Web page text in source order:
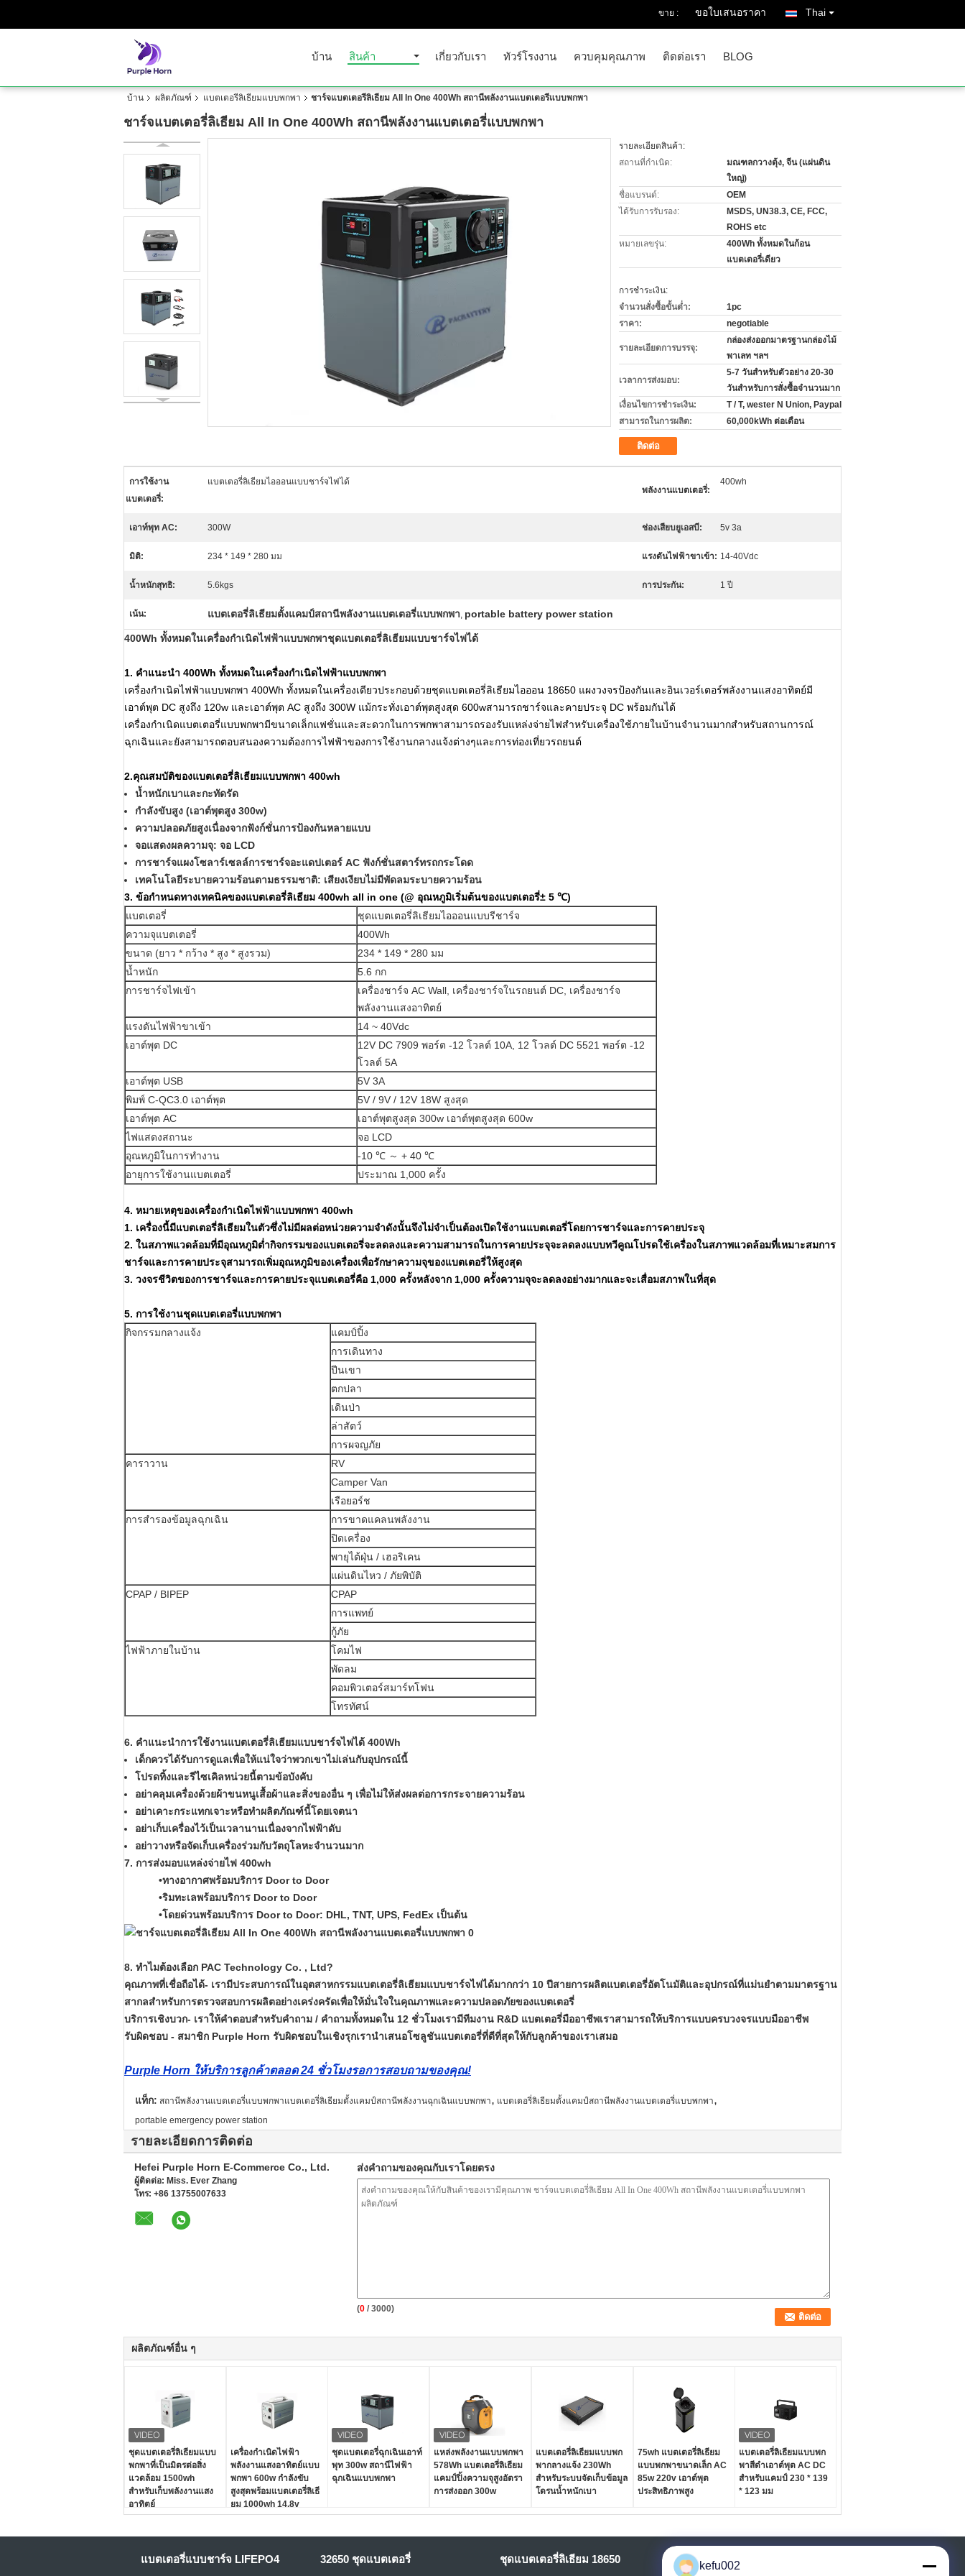
ขาย : ขอใบเสนอราคา Thai
บ้าน สินค้า เกี่ยวกับเรา ทัวร์โรงงาน ควบคุมคุณภาพ ติดต่อเรา BLOG
บ้าน ผลิตภัณฑ์ แบตเตอรี่ลิเธียมแบบพกพา ชาร์จแบตเตอรี่ลิเธียม All In One 400Wh สถานีพลังงานแบตเตอรี่แบบพกพา
ชาร์จแบตเตอรี่ลิเธียม All In One 400Wh สถานีพลังงานแบตเตอรี่แบบพกพา
รายละเอียดสินค้า:
สถานที่กำเนิด:
มณฑลกวางตุ้ง, จีน (แผ่นดิน
ใหญ่)
ชื่อแบรนด์:
OEM
ได้รับการรับรอง:
MSDS, UN38.3, CE, FCC,
ROHS etc
หมายเลขรุ่น:
400Wh ทั้งหมดในก้อน
แบตเตอรี่เดียว
การชำระเงิน:
จำนวนสั่งซื้อขั้นต่ำ:
1pc
ราคา:
negotiable
รายละเอียดการบรรจุ:
กล่องส่งออกมาตรฐานกล่องไม้
พาเลท ฯลฯ
เวลาการส่งมอบ:
5-7 วันสำหรับตัวอย่าง 20-30
วันสำหรับการสั่งซื้อจำนวนมาก
เงื่อนไขการชำระเงิน:
T / T, wester N Union, Paypal
สามารถในการผลิต:
60,000kWh ต่อเดือน
ติดต่อ
การใช้งาน
แบตเตอรี่:
แบตเตอรี่ลิเธียมไอออนแบบชาร์จไฟได้
พลังงานแบตเตอรี่:
400wh
เอาท์พุท AC: 300W ช่องเสียบยูเอสบี: 5v 3a
มิติ: 234 * 149 * 280 มม แรงดันไฟฟ้าขาเข้า: 14-40Vdc
น้ำหนักสุทธิ: 5.6kgs การประกัน: 1 ปี
เน้น: แบตเตอรี่ลิเธียมตั้งแคมป์สถานีพลังงานแบตเตอรี่แบบพกพา, portable battery power station
400Wh ทั้งหมดในเครื่องกำเนิดไฟฟ้าแบบพกพาชุดแบตเตอรี่ลิเธียมแบบชาร์จไฟได้
1. คำแนะนำ 400Wh ทั้งหมดในเครื่องกำเนิดไฟฟ้าแบบพกพา
เครื่องกำเนิดไฟฟ้าแบบพกพา 400Wh ทั้งหมดในเครื่องเดียวประกอบด้วยชุดแบตเตอรี่ลิเธียมไอออน 18650 แผงวงจรป้องกันและอินเวอร์เตอร์พลังงานแสงอาทิตย์มี
เอาต์พุต DC สูงถึง 120w และเอาต์พุต AC สูงถึง 300W แม้กระทั่งเอาต์พุตสูงสุด 600wสามารถชาร์จและคายประจุ DC พร้อมกันได้
เครื่องกำเนิดแบตเตอรี่แบบพกพามีขนาดเล็กแฟชั่นและสะดวกในการพกพาสามารถรองรับแหล่งจ่ายไฟสำหรับเครื่องใช้ภายในบ้านจำนวนมากสำหรับสถานการณ์
ฉุกเฉินและยังสามารถตอบสนองความต้องการไฟฟ้าของการใช้งานกลางแจ้งต่างๆและการท่องเที่ยวรถยนต์
2.คุณสมบัติของแบตเตอรี่ลิเธียมแบบพกพา 400wh
น้ำหนักเบาและกะทัดรัด
กำลังขับสูง (เอาต์พุตสูง 300w)
ความปลอดภัยสูงเนื่องจากฟังก์ชั่นการป้องกันหลายแบบ
จอแสดงผลความจุ: จอ LCD
การชาร์จแผงโซลาร์เซลล์การชาร์จอะแดปเตอร์ AC ฟังก์ชั่นสตาร์ทรถกระโดด
เทคโนโลยีระบายความร้อนตามธรรมชาติ: เสียงเงียบไม่มีพัดลมระบายความร้อน
3. ข้อกำหนดทางเทคนิคของแบตเตอรี่ลิเธียม 400wh all in one (@ อุณหภูมิเริ่มต้นของแบตเตอรี่± 5 ℃)
แบตเตอรี่
ชุดแบตเตอรี่ลิเธียมไอออนแบบรีชาร์จ
ความจุแบตเตอรี่
400Wh
ขนาด (ยาว * กว้าง * สูง * สูงรวม)
234 * 149 * 280 มม
น้ำหนัก
5.6 กก
การชาร์จไฟเข้า
เครื่องชาร์จ AC Wall, เครื่องชาร์จในรถยนต์ DC, เครื่องชาร์จ
พลังงานแสงอาทิตย์
แรงดันไฟฟ้าขาเข้า
14 ~ 40Vdc
เอาต์พุต DC
12V DC 7909 พอร์ต -12 โวลต์ 10A, 12 โวลต์ DC 5521 พอร์ต -12
โวลต์ 5A
เอาต์พุต USB
5V 3A
พิมพ์ C-QC3.0 เอาต์พุต
5V / 9V / 12V 18W สูงสุด
เอาต์พุต AC
เอาต์พุตสูงสุด 300w เอาต์พุตสูงสุด 600w
ไฟแสดงสถานะ
จอ LCD
อุณหภูมิในการทำงาน
-10 ℃ ～ + 40 ℃
อายุการใช้งานแบตเตอรี่
ประมาณ 1,000 ครั้ง
4. หมายเหตุของเครื่องกำเนิดไฟฟ้าแบบพกพา 400wh
1. เครื่องนี้มีแบตเตอรี่ลิเธียมในตัวซึ่งไม่มีผลต่อหน่วยความจำดังนั้นจึงไม่จำเป็นต้องเปิดใช้งานแบตเตอรี่โดยการชาร์จและการคายประจุ
2. ในสภาพแวดล้อมที่มีอุณหภูมิต่ำกิจกรรมของแบตเตอรี่จะลดลงและความสามารถในการคายประจุจะลดลงแบบทวีคูณโปรดใช้เครื่องในสภาพแวดล้อมที่เหมาะสมการ
ชาร์จและการคายประจุสามารถเพิ่มอุณหภูมิของเครื่องเพื่อรักษาความจุของแบตเตอรี่ให้สูงสุด
3. วงจรชีวิตของการชาร์จและการคายประจุแบตเตอรี่คือ 1,000 ครั้งหลังจาก 1,000 ครั้งความจุจะลดลงอย่างมากและจะเสื่อมสภาพในที่สุด
5. การใช้งานชุดแบตเตอรี่แบบพกพา
กิจกรรมกลางแจ้ง
แคมป์ปิ้ง
การเดินทาง
ปีนเขา
ตกปลา
เดินป่า
ล่าสัตว์
การผจญภัย
คาราวาน
RV
Camper Van
เรือยอร์ช
การสำรองข้อมูลฉุกเฉิน
การขาดแคลนพลังงาน
ปิดเครื่อง
พายุไต้ฝุ่น / เฮอริเคน
แผ่นดินไหว / ภัยพิบัติ
CPAP / BIPEP
CPAP
การแพทย์
กู้ภัย
ไฟฟ้าภายในบ้าน
โคมไฟ
พัดลม
คอมพิวเตอร์สมาร์ทโฟน
โทรทัศน์
6. คำแนะนำการใช้งานแบตเตอรี่ลิเธียมแบบชาร์จไฟได้ 400Wh
เด็กควรได้รับการดูแลเพื่อให้แน่ใจว่าพวกเขาไม่เล่นกับอุปกรณ์นี้
โปรดทิ้งและรีไซเคิลหน่วยนี้ตามข้อบังคับ
อย่าคลุมเครื่องด้วยผ้าขนหนูเสื้อผ้าและสิ่งของอื่น ๆ เพื่อไม่ให้ส่งผลต่อการกระจายความร้อน
อย่าเคาะกระแทกเจาะหรือทำผลิตภัณฑ์นี้โดยเจตนา
อย่าเก็บเครื่องไว้เป็นเวลานานเนื่องจากไฟฟ้าดับ
อย่าวางหรือจัดเก็บเครื่องร่วมกับวัตถุโลหะจำนวนมาก
7. การส่งมอบแหล่งจ่ายไฟ 400wh
•ทางอากาศพร้อมบริการ Door to Door
•ริมทะเลพร้อมบริการ Door to Door
•โดยด่วนพร้อมบริการ Door to Door: DHL, TNT, UPS, FedEx เป็นต้น
8. ทำไมต้องเลือก PAC Technology Co. , Ltd?
คุณภาพที่เชื่อถือได้- เรามีประสบการณ์ในอุตสาหกรรมแบตเตอรี่ลิเธียมแบบชาร์จไฟได้มากกว่า 10 ปีสายการผลิตแบตเตอรี่อัตโนมัติและอุปกรณ์ที่แม่นยำตามมาตรฐาน
สากลสำหรับการตรวจสอบการผลิตอย่างเคร่งครัดเพื่อให้มั่นใจในคุณภาพและความปลอดภัยของแบตเตอรี่
บริการเชิงบวก- เราให้คำตอบสำหรับคำถาม / คำถามทั้งหมดใน 12 ชั่วโมงเรามีทีมงาน R&D แบตเตอรี่มืออาชีพเราสามารถให้บริการแบบครบวงจรแบบมืออาชีพ
รับผิดชอบ - สมาชิก Purple Horn รับผิดชอบในเชิงรุกเรานำเสนอโซลูชันแบตเตอรี่ที่ดีที่สุดให้กับลูกค้าของเราเสมอ
Purple Horn ให้บริการลูกค้าตลอด 24 ชั่วโมงรอการสอบถามของคุณ!
แท็ก: สถานีพลังงานแบตเตอรี่แบบพกพาแบตเตอรี่ลิเธียมตั้งแคมป์สถานีพลังงานฉุกเฉินแบบพกพา, แบตเตอรี่ลิเธียมตั้งแคมป์สถานีพลังงานแบตเตอรี่แบบพกพา,
portable emergency power station
รายละเอียดการติดต่อ
Hefei Purple Horn E-Commerce Co., Ltd.
ผู้ติดต่อ: Miss. Ever Zhang
โทร: +86 13755007633
ส่งคำถามของคุณกับเราโดยตรง
(0 / 3000)
ผลิตภัณฑ์อื่น ๆ
ชุดแบตเตอรี่ลิเธียมแบบ
พกพาที่เป็นมิตรต่อสิ่ง
แวดล้อม 1500wh
สำหรับเก็บพลังงานแสง
อาทิตย์
เครื่องกำเนิดไฟฟ้า
พลังงานแสงอาทิตย์แบบ
พกพา 600w กำลังขับ
สูงสุดพร้อมแบตเตอรี่ลิเธี
ยม 1000wh 14.8v
ชุดแบตเตอรี่ฉุกเฉินเอาท์
พุท 300w สถานีไฟฟ้า
ฉุกเฉินแบบพกพา
แหล่งพลังงานแบบพกพา
578Wh แบตเตอรี่ลิเธียม
แคมป์ปิ้งความจุสูงอัตรา
การส่งออก 300w
แบตเตอรี่ลิเธียมแบบพก
พากลางแจ้ง 230Wh
สำหรับระบบจัดเก็บข้อมูล
โดรนน้ำหนักเบา
75wh แบตเตอรี่ลิเธียม
แบบพกพาขนาดเล็ก AC
85w 220v เอาต์พุต
ประสิทธิภาพสูง
แบตเตอรี่ลิเธียมแบบพก
พาสีดำเอาต์พุต AC DC
สำหรับแคมป์ 230 * 139
* 123 มม
แบตเตอรี่แบบชาร์จ LIFEPO4 32650 ชุดแบตเตอรี่ ชุดแบตเตอรี่ลิเธียม 18650 ขอใบเสนอราคา
kefu002